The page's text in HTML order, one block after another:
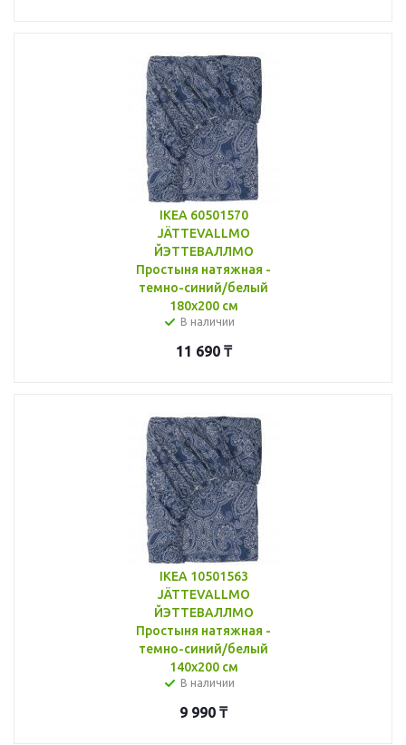
IKEA 60501570
JÄTTEVALLMO
ЙЭТТЕВАЛЛМО
Простыня натяжная -
темно-синий/белый
180x200 см
В наличии
11 690₸
IKEA 10501563
JÄTTEVALLMO
ЙЭТТЕВАЛЛМО
Простыня натяжная -
темно-синий/белый
140x200 см
В наличии
9 990 ₸